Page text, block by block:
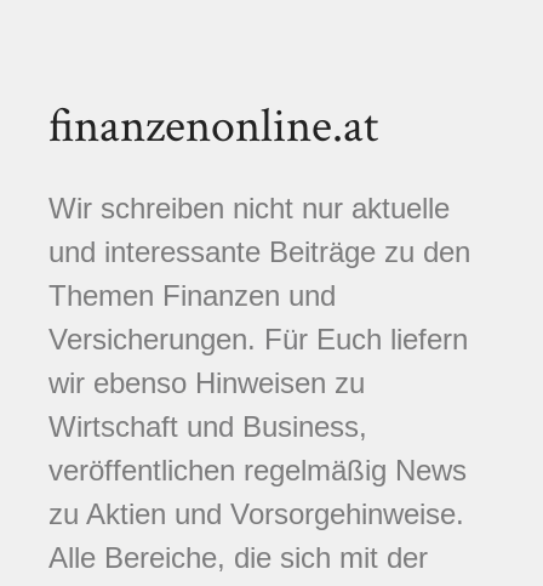
finanzenonline.at
Wir schreiben nicht nur aktuelle
und interessante Beiträge zu den
Themen Finanzen und
Versicherungen. Für Euch liefern
wir ebenso Hinweisen zu
Wirtschaft und Business,
veröffentlichen regelmäßig News
zu Aktien und Vorsorgehinweise.
Alle Bereiche, die sich mit der